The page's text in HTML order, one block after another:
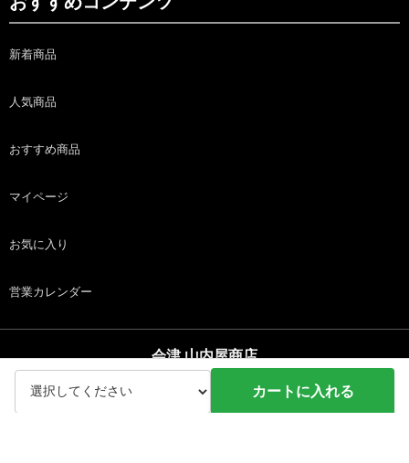
カートに入れる
新着商品
人気商品
おすすめ商品
マイページ
お気に入り
営業カレンダー
会津 山内屋商店
copyright (c) 会津 山内屋商店 all rights reserved.
ホーム カート ログイン